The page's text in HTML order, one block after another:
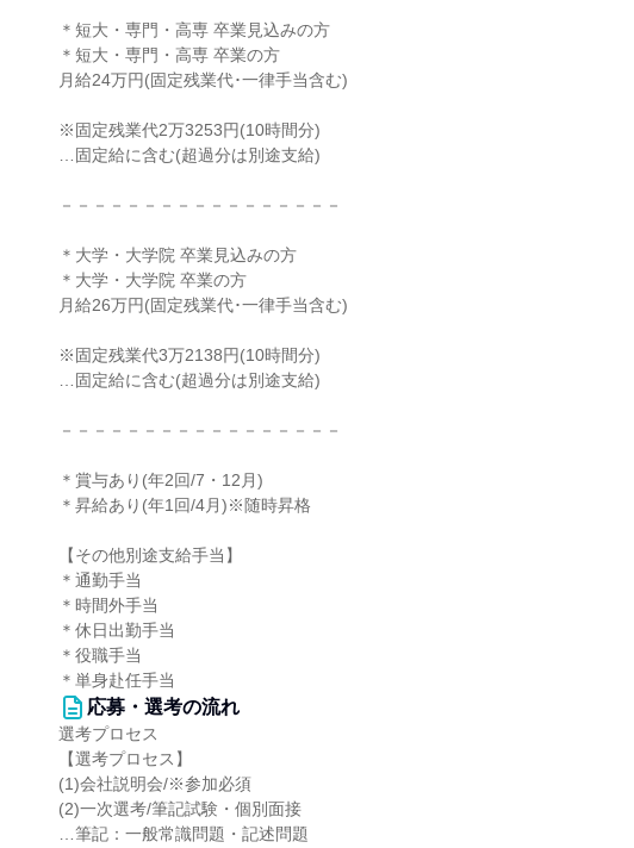
＊短大・専門・高専 卒業見込みの方
＊短大・専門・高専 卒業の方
月給24万円(固定残業代･一律手当含む)
※固定残業代2万3253円(10時間分)
…固定給に含む(超過分は別途支給)
－－－－－－－－－－－－－－－－－
＊大学・大学院 卒業見込みの方
＊大学・大学院 卒業の方
月給26万円(固定残業代･一律手当含む)
※固定残業代3万2138円(10時間分)
…固定給に含む(超過分は別途支給)
－－－－－－－－－－－－－－－－－
＊賞与あり(年2回/7・12月)
＊昇給あり(年1回/4月)※随時昇格
【その他別途支給手当】
＊通勤手当
＊時間外手当
＊休日出勤手当
＊役職手当
＊単身赴任手当
応募・選考の流れ
選考プロセス
【選考プロセス】
(1)会社説明会/※参加必須
(2)一次選考/筆記試験・個別面接
…筆記：一般常識問題・記述問題